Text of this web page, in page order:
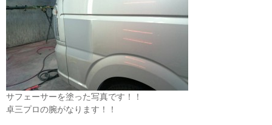
サフェーサーを塗った写真です！！
卓三プロの腕がなります！！